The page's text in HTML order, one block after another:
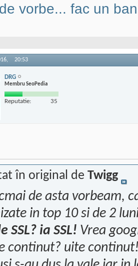
vorbe... fac un
20:53
DRG
Membru SeoPedia
Reputatie: 35
în original de Twigg
de asta vorbeam,
in top 10 si de 2
SSL? ia SSL! Vrea
continut? uite